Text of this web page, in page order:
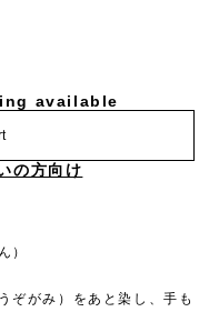
available
の方向け
）
ぞがみ）をあと染し、手も